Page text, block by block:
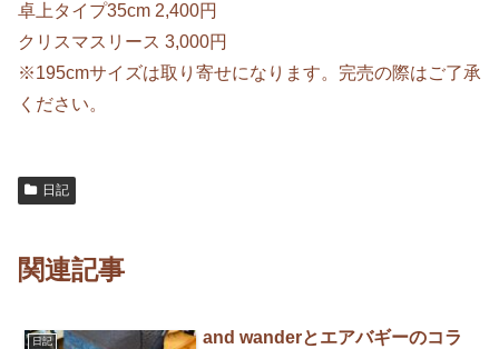
卓上タイプ35cm 2,400円
クリスマスリース 3,000円
※195cmサイズは取り寄せになります。完売の際はご了承
ください。
日記
関連記事
日記
and wanderとエアバギーのコラ